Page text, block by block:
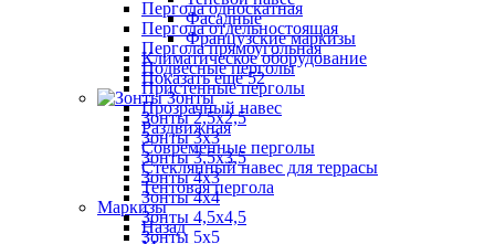
Фасадные
Французские маркизы
Климатическое оборудование
Показать ещё 52
Зонты
Зонты 2,5х2,5
Зонты 3х3
Зонты 3,5х3,5
Зонты 4х3
Зонты 4х4
Зонты 4,5х4,5
Зонты 5х5
Пергола односкатная
Пергола отдельностоящая
Пергола прямоугольная
Подвесные перголы
Пристенные перголы
Прозрачный навес
Раздвижная
Современные перголы
Стеклянный навес для террасы
Тентовая пергола
Маркизы
Назад